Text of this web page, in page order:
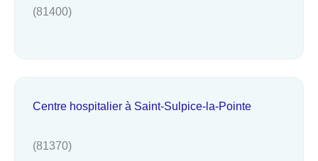
(81400)
Centre hospitalier à Saint-Sulpice-la-Pointe
(81370)